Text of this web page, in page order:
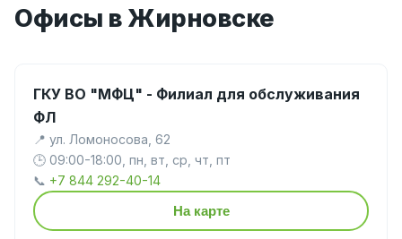
Офисы в Жирновске
ГКУ ВО "МФЦ" - Филиал для обслуживания
ФЛ
📍 ул. Ломоносова, 62
🕒 09:00-18:00, пн, вт, ср, чт, пт
📞 +7 844 292-40-14
На карте